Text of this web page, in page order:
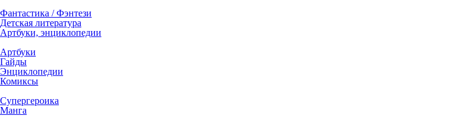
Фантастика / Фэнтези
Детская литература
Артбуки, энциклопедии
Артбуки
Гайды
Энциклопедии
Комиксы
Супергероика
Манга